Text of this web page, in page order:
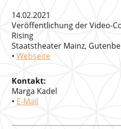
14.02.2021
Veröffentlichung der Video-
Rising
Staatstheater Mainz,
• Webseite
Kontakt:
Marga Kadel
• E-Mail